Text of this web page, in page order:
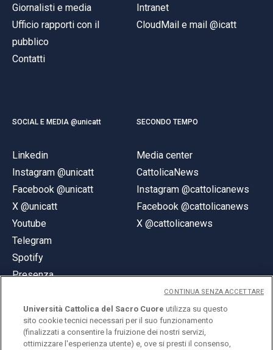
Giornalisti e media
Ufficio rapporti con il
pubblico
Contatti
Intranet
CloudMail e mail @icatt
SOCIAL E MEDIA @unicatt
Linkedin
Instagram @unicatt
Facebook @unicatt
X @unicatt
Youtube
Telegram
Spotify
Presenza
SECONDO TEMPO
Media center
CattolicaNews
Instagram @cattolicanews
Facebook @cattolicanews
X @cattolicanews
© Università Cattolica del Sacro Cuore
Università Cattolica del Sacro Cuore utilizza su questo
sito cookie tecnici necessari per il suo funzionamento
(finalizzati a consentire la fruizione dei nostri servizi,
ottimizzare l'esperienza utente) e, ove si presti il consenso,
CONTINUA SENZA ACCETTARE